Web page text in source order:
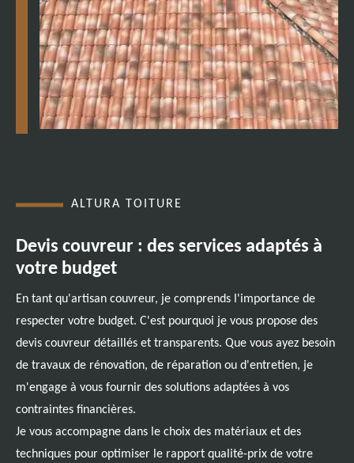
ALTURA TOITURE
Devis couvreur : des services adaptés à
votre budget
En tant qu'artisan couvreur, je comprends l'importance de
respecter votre budget. C'est pourquoi je vous propose des
devis couvreur détaillés et transparents. Que vous ayez besoin
de travaux de rénovation, de réparation ou d'entretien, je
m'engage à vous fournir des solutions adaptées à vos
contraintes financières.
Je vous accompagne dans le choix des matériaux et des
techniques pour optimiser le rapport qualité-prix de votre